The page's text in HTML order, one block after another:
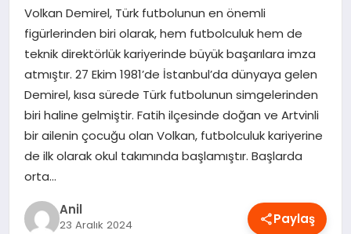
KIMDIR?
NEDIR?
OYUN
RÜYA TABIRLERI
Volkan Demirel, Türk futbolunun en önemli
figürlerinden biri olarak, hem futbolculuk hem de
teknik direktörlük kariyerinde büyük başarılara imza
atmıştır. 27 Ekim 1981’de İstanbul’da dünyaya gelen
Demirel, kısa sürede Türk futbolunun simgelerinden
biri haline gelmiştir. Fatih ilçesinde doğan ve Artvinli
bir ailenin çocuğu olan Volkan, futbolculuk kariyerine
de ilk olarak okul takımında başlamıştır. Başlarda
orta…
Anil
23 Aralık 2024 Paylaş